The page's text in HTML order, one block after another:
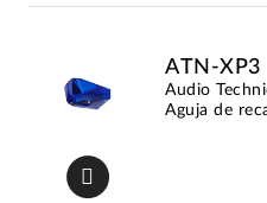
ATN-XP3
Audio
Aguja de